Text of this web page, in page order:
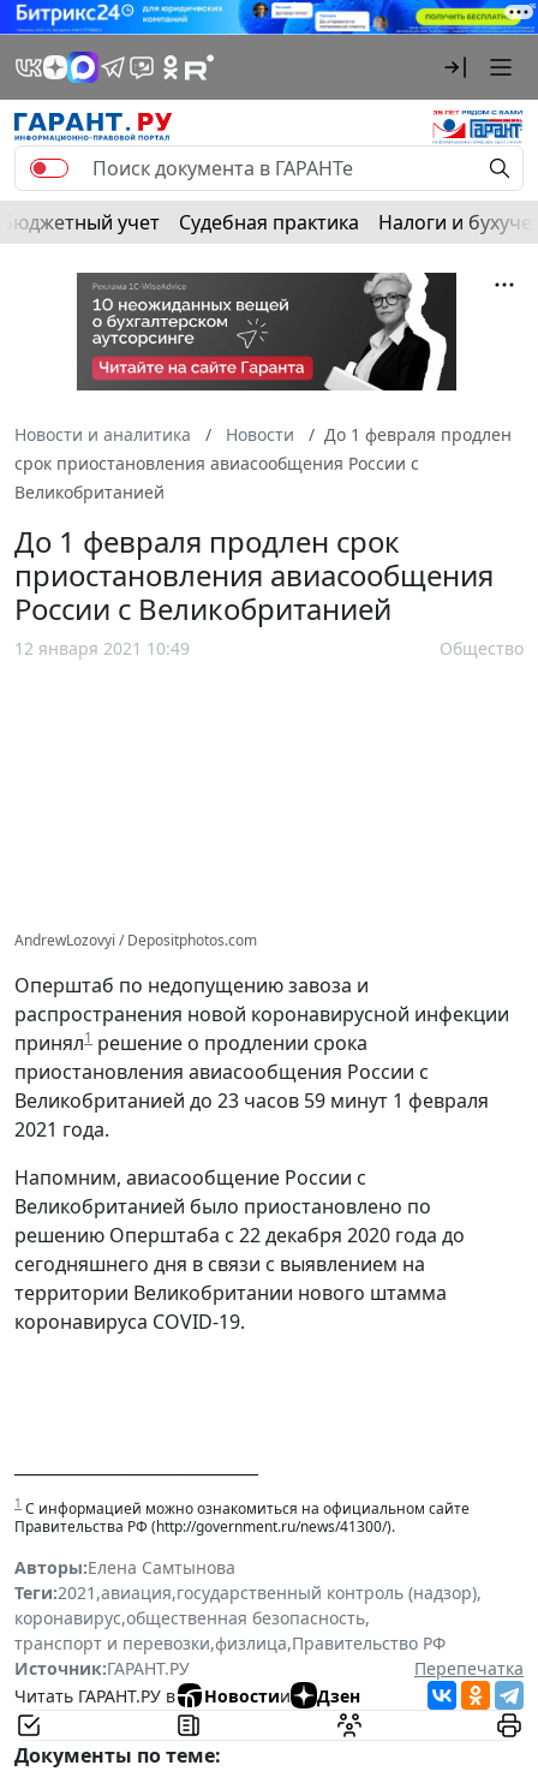
Бюджетный учет Судебная практика Налоги и
Новости и аналитика Новости
До 1 февраля продлен
срок приостановления авиасообщения России с
Великобританией
До 1 февраля продлен срок
приостановления авиасообщения
России с Великобританией
12 января 2021 10:49 Общество
AndrewLozovyi / Depositphotos.com
Оперштаб по недопущению завоза и
распространения новой коронавирусной инфекции
принял1 решение о продлении срока
приостановления авиасообщения России с
Великобританией до 23 часов 59 минут 1 февраля
2021 года.
Напомним, авиасообщение России с
Великобританией было приостановлено по
решению Оперштаба с 22 декабря 2020 года до
сегодняшнего дня в связи с выявлением на
территории Великобритании нового штамма
коронавируса COVID-19.
1 С информацией можно ознакомиться на официальном сайте
Правительства РФ (http://government.ru/news/41300/).
Авторы:Елена Самтынова
Теги:2021 ,авиация,государственный контроль (надзор),
коронавирус,общественная безопасность,
транспорт и перевозки,физлица,Правительство РФ
Источник:ГАРАНТ.РУ
Перепечатка
Читать ГАРАНТ.РУ в
Новостии Дзен
Документы по теме: